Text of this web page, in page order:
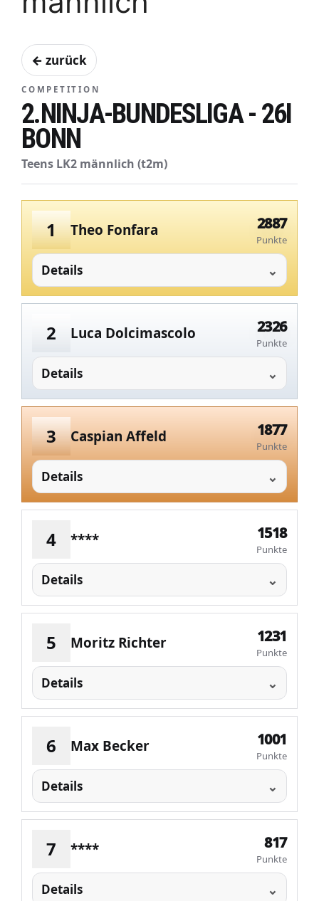
← zurück
COMPETITION
2.NINJA-BUNDESLIGA - 26I
BONN
Teens LK2 männlich (t2m)
1 Theo Fonfara 2887
Punkte
Details
2 Luca Dolcimascolo 2326
Punkte
Details
3 Caspian Affeld 1877
Punkte
Details
4 **** 1518
Punkte
Details
5 Moritz Richter 1231
Punkte
Details
6 Max Becker 1001
Punkte
Details
7 **** 817
Punkte
Details